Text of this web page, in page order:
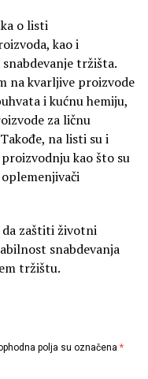
o listi
kao i
tržišta.
na kvarljive proizvode
i kućnu hemiju,
za ličnu
na listi su i
kao što su
da zaštiti životni
snabdevanja
tržištu.
polja su označena *